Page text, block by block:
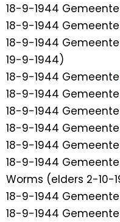
18-9-1944
18-9-1944
18-9-1944
19-9-1944)
18-9-1944 Gemeente
18-9-1944
18-9-1944
18-9-1944
18-9-1944
18-9-1944
Worms (elders 2-10-
18-9-1944
18-9-1944